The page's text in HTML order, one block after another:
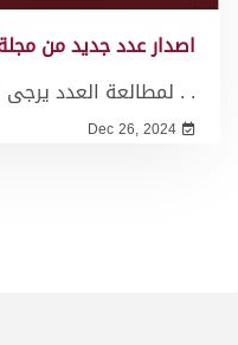
اصدار عدد جديد من مجلة
. . لمطالعة العدد
Dec 26, 2024